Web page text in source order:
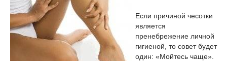
Если причиной чесотки
является
пренебрежение личной
гигиеной, то совет будет
один: «Мойтесь чаще».